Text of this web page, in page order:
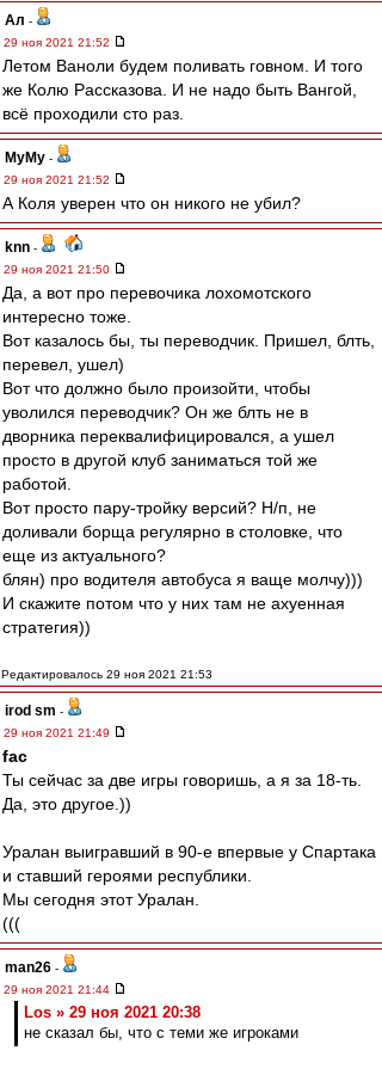
Ал -
29 ноя 2021 21:52
Летом Ваноли будем поливать говном. И того
же Колю Рассказова. И не надо быть Вангой,
всё проходили сто раз.
МуМу -
29 ноя 2021 21:52
А Коля уверен что он никого не убил?
knn -
29 ноя 2021 21:50
Да, а вот про перевочика лохомотского
интересно тоже.
Вот казалось бы, ты переводчик. Пришел, блть,
перевел, ушел)
Вот что должно было произойти, чтобы
уволился переводчик? Он же блть не в
дворника переквалифицировался, а ушел
просто в другой клуб заниматься той же
работой.
Вот просто пару-тройку версий? Н/п, не
доливали борща регулярно в столовке, что
еще из актуального?
блян) про водителя автобуса я ваще молчу)))
И скажите потом что у них там не ахуенная
стратегия))
Редактировалось 29 ноя 2021 21:53
irod sm -
29 ноя 2021 21:49
fac
Ты сейчас за две игры говоришь, а я за 18-ть.
Да, это другое.))
Уралан выигравший в 90-е впервые у Спартака
и ставший героями республики.
Мы сегодня этот Уралан.
(((
man26 -
29 ноя 2021 21:44
Los » 29 ноя 2021 20:38
не сказал бы, что с теми же игроками